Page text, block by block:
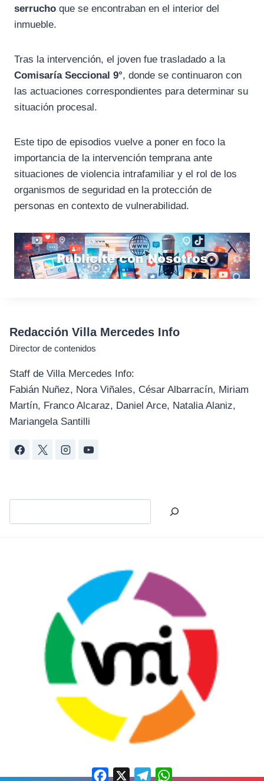
serrucho que se encontraban en el interior del
inmueble.
Tras la intervención, el joven fue trasladado a la
Comisaría Seccional 9°, donde se continuaron con
las actuaciones correspondientes para determinar su
situación procesal.
Este tipo de episodios vuelve a poner en foco la
importancia de la intervención temprana ante
situaciones de violencia intrafamiliar y el rol de los
organismos de seguridad en la protección de
personas en contexto de vulnerabilidad.
Redacción Villa Mercedes Info
Director de contenidos
Staff de Villa Mercedes Info:
Fabián Nuñez, Nora Viñales, César Albarracín, Miriam
Martín, Franco Alcaraz, Daniel Arce, Natalia Alaniz,
Mariangela Santilli
Facebook
X Telegram